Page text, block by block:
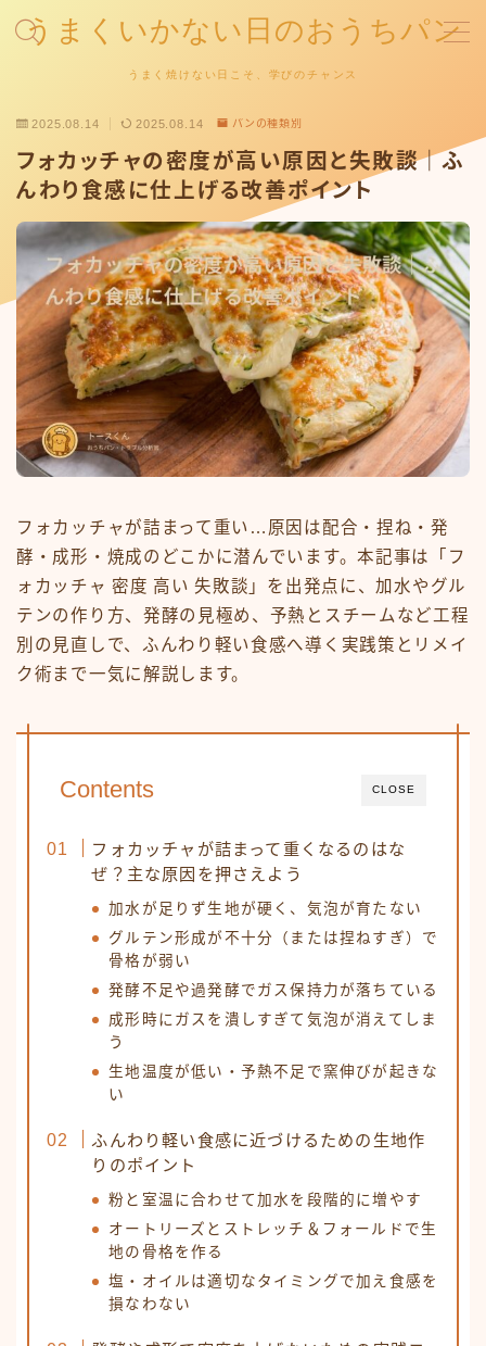
うまくいかない日のおうちパン
うまく焼けない日こそ、学びのチャンス
デモプリセット記事 #1
プライバシーポリシー
特定商取引法に基づく表記
2025.08.14 2025.08.14 パンの種類別
フォカッチャの密度が高い原因と失敗談｜ふ
んわり食感に仕上げる改善ポイント
フォカッチャが詰まって重い…原因は配合・捏ね・発
酵・成形・焼成のどこかに潜んでいます。本記事は「フ
ォカッチャ 密度 高い 失敗談」を出発点に、加水やグル
テンの作り方、発酵の見極め、予熱とスチームなど工程
別の見直しで、ふんわり軽い食感へ導く実践策とリメイ
ク術まで一気に解説します。
CLOSE
Contents
フォカッチャが詰まって重くなるのはな
ぜ？主な原因を押さえよう
加水が足りず生地が硬く、気泡が育たない
グルテン形成が不十分（または捏ねすぎ）で
骨格が弱い
発酵不足や過発酵でガス保持力が落ちている
成形時にガスを潰しすぎて気泡が消えてしま
う
生地温度が低い・予熱不足で窯伸びが起きな
い
ふんわり軽い食感に近づけるための生地作
りのポイント
粉と室温に合わせて加水を段階的に増やす
オートリーズとストレッチ＆フォールドで生
地の骨格を作る
塩・オイルは適切なタイミングで加え食感を
損なわない